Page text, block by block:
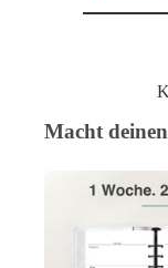
Macht